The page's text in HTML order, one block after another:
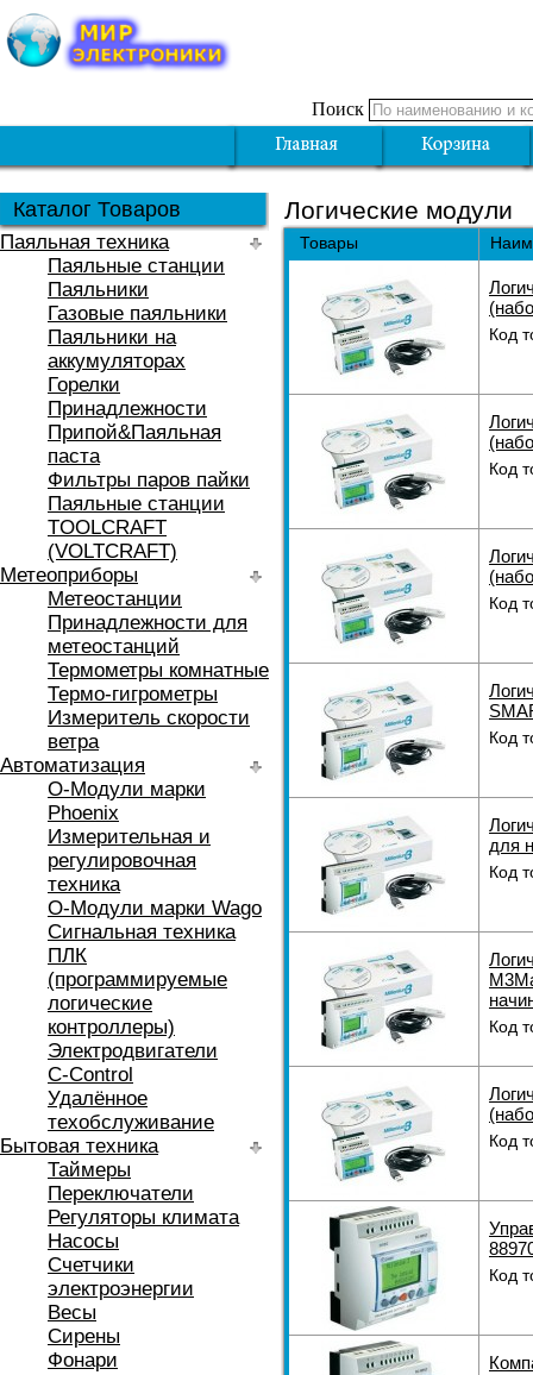
Поиск
Каталог Товаров
Паяльная техника
Паяльные станции
Паяльники
Газовые паяльники
Паяльники на
аккумуляторах
Горелки
Принадлежности
Припой&Паяльная
паста
Фильтры паров пайки
Паяльные станции
TOOLCRAFT
(VOLTCRAFT)
Метеоприборы
Метеостанции
Принадлежности для
метеостанций
Термометры комнатные
Термо-гигрометры
Измеритель скорости
ветра
Автоматизация
O-Модули марки
Phoenix
Измерительная и
регулировочная
техника
O-Модули марки Wago
Сигнальная техника
ПЛК
(программируемые
логические
контроллеры)
Электродвигатели
C-Control
Удалённое
техобслуживание
Бытовая техника
Таймеры
Переключатели
Регуляторы климата
Насосы
Счетчики
электроэнергии
Весы
Сирены
Фонари
Логические модули
Товары
Код
Код
Код
Код
для
Код
Код
Код
Код